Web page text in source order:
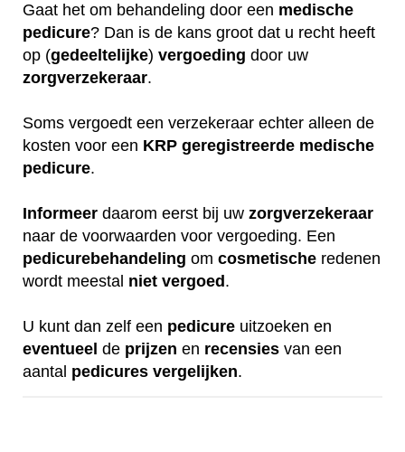
Gaat het om behandeling door een medische
pedicure? Dan is de kans groot dat u recht heeft
op (gedeeltelijke) vergoeding door uw
zorgverzekeraar.
Soms vergoedt een verzekeraar echter alleen de
kosten voor een KRP geregistreerde medische
pedicure.
Informeer daarom eerst bij uw zorgverzekeraar
naar de voorwaarden voor vergoeding. Een
pedicurebehandeling om cosmetische redenen
wordt meestal niet vergoed .
U kunt dan zelf een pedicure uitzoeken en
eventueel de prijzen en recensies van een
aantal pedicures vergelijken.